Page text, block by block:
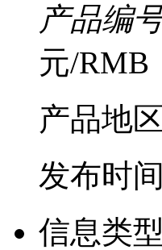
产品编
元/RMB
产品地
发布时
信息类